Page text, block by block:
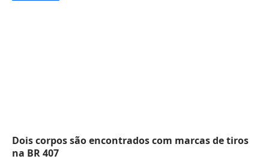
Dois corpos são encontrados com marcas de tiros
na BR 407